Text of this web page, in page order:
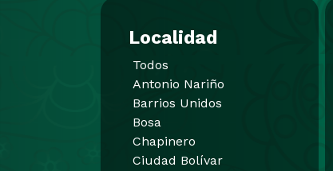
Localidad
Todos
Antonio Nariño
Barrios Unidos
Bosa
Chapinero
Ciudad Bolívar